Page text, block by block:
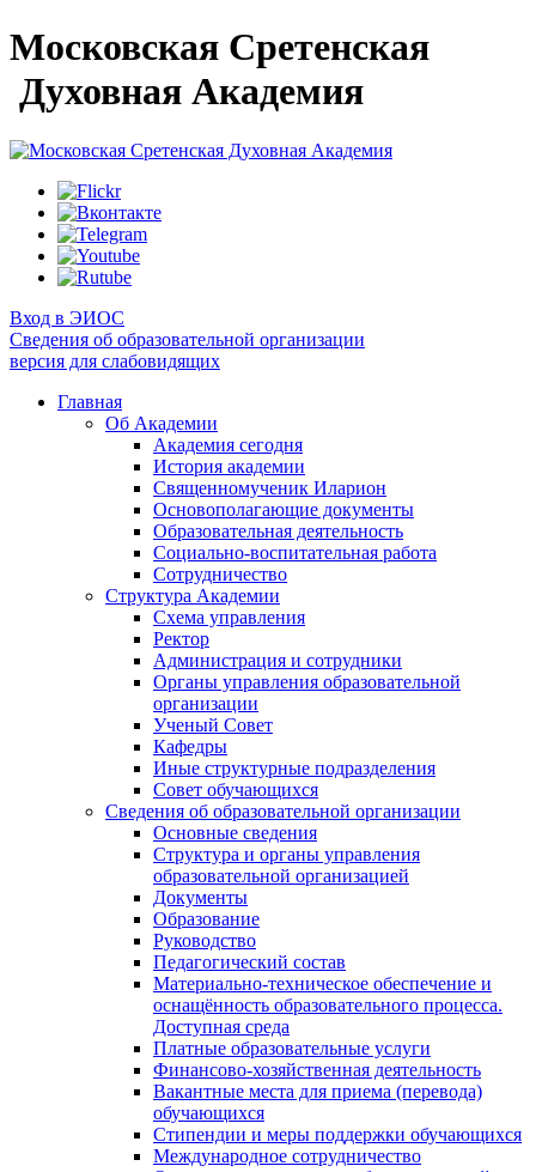
Московская Сретенская
Духовная Академия
Вход в ЭИОС
Сведения об образовательной организации
версия для слабовидящих
Главная
Об Академии
Академия сегодня
История академии
Священномученик Иларион
Основополагающие документы
Образовательная деятельность
Социально-воспитательная работа
Сотрудничество
Структура Академии
Схема управления
Ректор
Администрация и сотрудники
Органы управления образовательной
организации
Ученый Совет
Кафедры
Иные структурные подразделения
Совет обучающихся
Сведения об образовательной организации
Основные сведения
Структура и органы управления
образовательной организацией
Документы
Образование
Руководство
Педагогический состав
Материально-техническое обеспечение и
оснащённость образовательного процесса.
Доступная среда
Платные образовательные услуги
Финансово-хозяйственная деятельность
Вакантные места для приема (перевода)
обучающихся
Стипендии и меры поддержки обучающихся
Международное сотрудничество